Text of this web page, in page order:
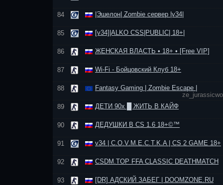
84 |Эшелон| Zombie сервер |v34|
85 [v34]|ALKO CSS|PUBLIC| 18+|
86 ЖЕНСКАЯ ВЛАСТЬ • 18+ • [Free VIP]
87 Wi-Fi - Бойцовский Клуб 18+
88
Fantasy Gaming | Zombie Escape |
89
ДЕТИ 90х █ ЖИТЬ В КАЙФ
90 ДЕДУШКИ В CS 1.6 18+©™
91 v34 | C.O.V.M.E.C.T.K.A | CS 2 GAME 18+
92 CSDM.TOP FFA CLASSIC DEATHMATCH
93 [DR] АДСКИЙ ЗАБЕГ | DOOMZONE.RU